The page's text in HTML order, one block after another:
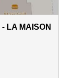
LA MAISON